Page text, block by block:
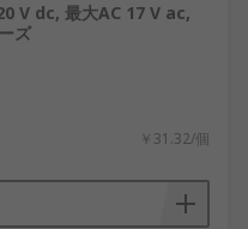
V dc, 最大AC 17 V ac,
ズ
￥31.32/個